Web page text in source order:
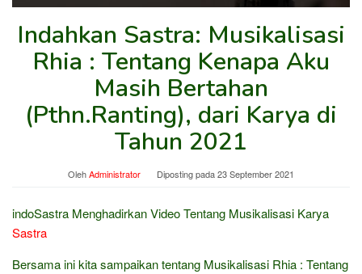
Indahkan Sastra: Musikalisasi
Rhia : Tentang Kenapa Aku
Masih Bertahan
(Pthn.Ranting), dari Karya di
Tahun 2021
OlehAdministrator Diposting pada23 September 2021
indoSastra Menghadirkan Video Tentang Musikalisasi Karya
Sastra
Bersama ini kita sampaikan tentang Musikalisasi Rhia : Tentang